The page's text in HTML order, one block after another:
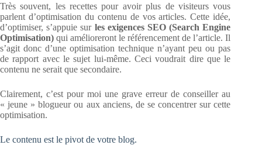
Très souvent, les recettes pour avoir plus de visiteurs vous
parlent d’optimisation du contenu de vos articles. Cette idée,
d’optimiser, s’appuie sur les exigences SEO (Search Engine
Optimisation) qui amélioreront le référencement de l’article. Il
s’agit donc d’une optimisation technique n’ayant peu ou pas
de rapport avec le sujet lui-même. Ceci voudrait dire que le
contenu ne serait que secondaire.
Clairement, c’est pour moi une grave erreur de conseiller au
« jeune » blogueur ou aux anciens, de se concentrer sur cette
optimisation.
Le contenu est le pivot de votre blog.